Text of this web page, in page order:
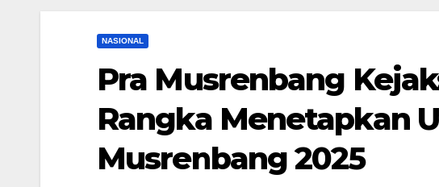
NASIONAL
Pra Musrenbang
Rangka Menetapkan
Musrenbang 2025